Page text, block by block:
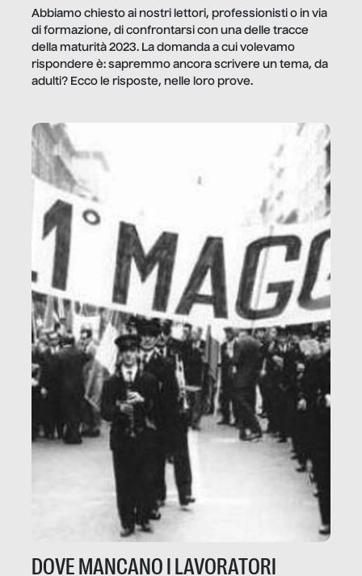
Abbiamo chiesto ai nostri lettori, professionisti o in via
di formazione, di confrontarsi con una delle tracce
della maturità 2023. La domanda a cui volevamo
rispondere è: sapremmo ancora scrivere un tema, da
adulti? Ecco le risposte, nelle loro prove.
DOVE MANCANO I LAVORATORI